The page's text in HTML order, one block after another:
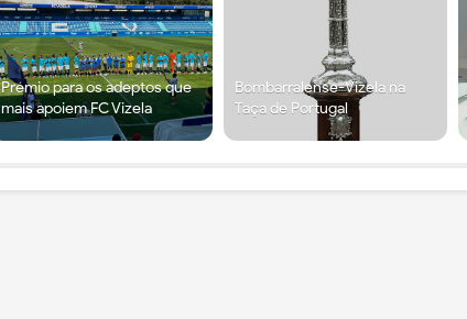
Prémio para os adeptos que
mais apoiem FC Vizela
Bombarralense-Vizela na
Taça de Portugal